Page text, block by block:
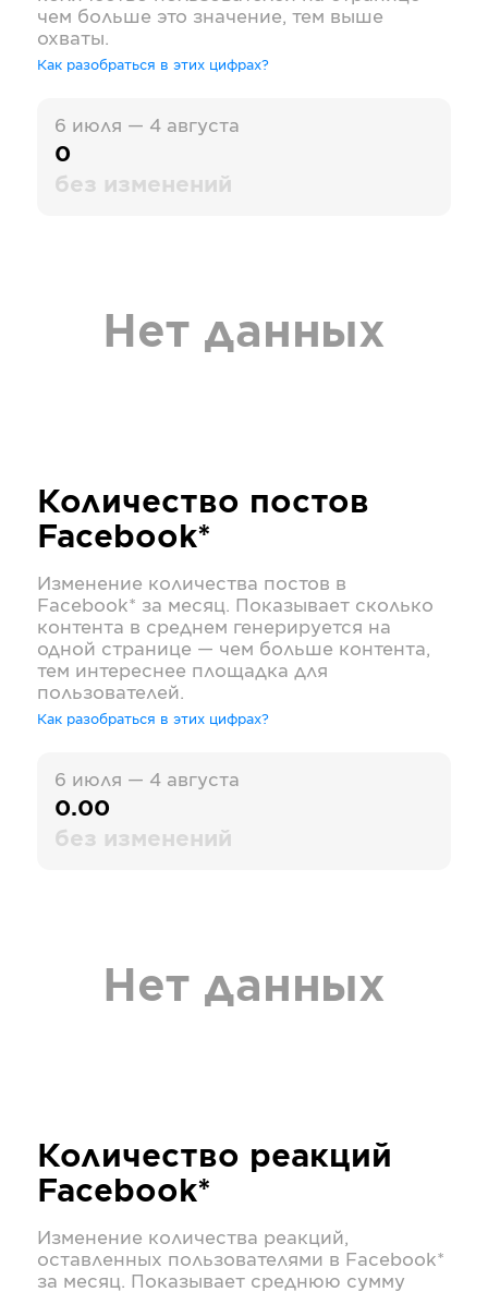
чем больше это значение, тем выше
охваты.
Как разобраться в этих цифрах?
6 июля — 4 августа
0
без изменений
Нет данных
Количество постов
Facebook*
Изменение количества постов в
Facebook* за месяц. Показывает сколько
контента в среднем генерируется на
одной странице — чем больше контента,
тем интереснее площадка для
пользователей.
Как разобраться в этих цифрах?
6 июля — 4 августа
0.00
без изменений
Нет данных
Количество реакций
Facebook*
Изменение количества реакций,
оставленных пользователями в Facebook*
за месяц. Показывает среднюю сумму